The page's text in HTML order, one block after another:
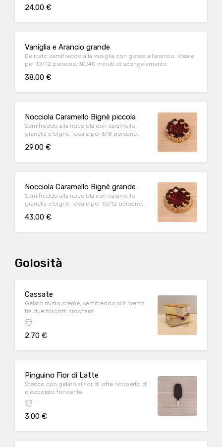
24.00 €
Vaniglia e Arancio grande
Delicato semifreddo alla vaniglia con glassa all'arancio. Ideale
per 10/12 persone, 30/40 minuti di scongelamento
38.00 €
Nocciola Caramello Bignè piccola
Semifreddo alla nocciola con caramello,
granella e bignè, Ideale per 6/8 persone,
29.00 €
Nocciola Caramello Bignè grande
Semifreddo alla nocciola con caramello,
granella e bignè, Ideale per 10/12 persone,
43.00 €
Golosità
Cassate
Gelato misto creme, semifreddo alla crema
tra due biscotti croccanti
2.70 €
Pinguino Fior di Latte
Stecco con gelato al fior di latte ricoperto di
cioccolato fondente
3.00 €